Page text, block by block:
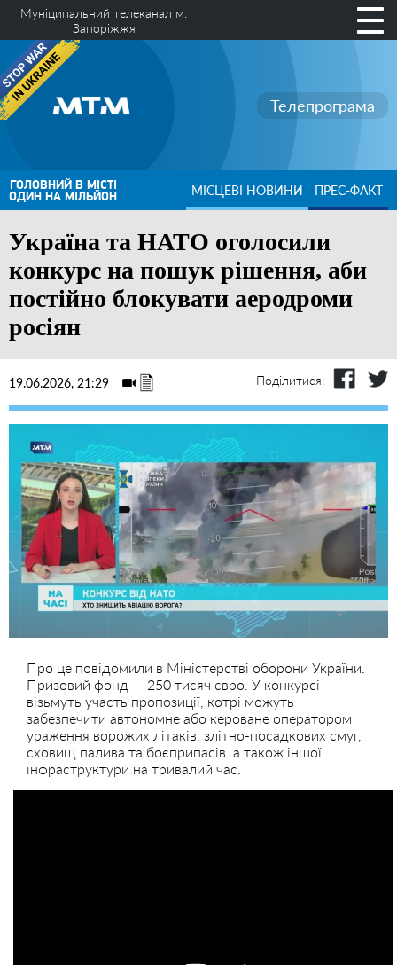
Муніципальний телеканал м.
Запоріжжя
Телепрограма
ГОЛОВНИЙ В МІСТІ
ОДИН НА МІЛЬЙОН МІСЦЕВІ НОВИНИ ПРЕС-ФАКТ
Україна та НАТО оголосили
конкурс на пошук рішення, аби
постійно блокувати аеродроми
росіян
19.06.2026, 21:29 Поділитися:
Про це повідомили в Міністерстві оборони України.
Призовий фонд — 250 тисяч євро. У конкурсі
візьмуть участь пропозиції, котрі можуть
забезпечити автономне або кероване оператором
ураження ворожих літаків, злітно-посадкових смуг,
сховищ палива та боєприпасів. а також іншої
інфраструктури на тривалий час.